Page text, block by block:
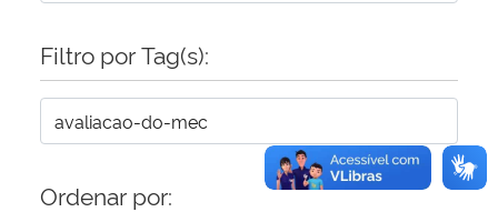
Filtro por Tag(s):
Ordenar por: